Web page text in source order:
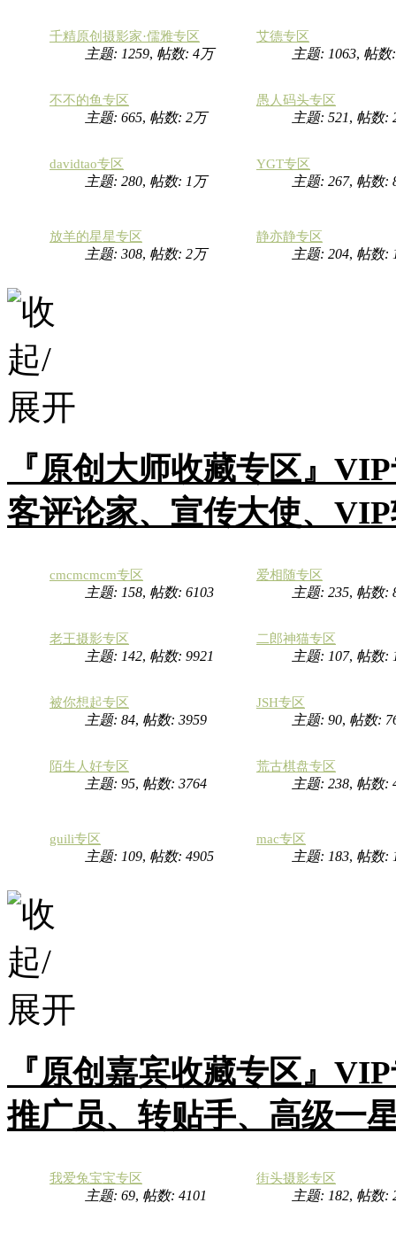
千精原创摄影家·儒雅专区
主题: 1259, 帖数: 4万
艾德专区
主题: 1063, 帖
不不的鱼专区
主题: 665, 帖数: 2万
愚人码头专区
主题: 521, 帖数:
davidtao专区
主题: 280, 帖数: 1万
YGT专区
主题: 267, 帖数:
放羊的星星专区
主题: 308, 帖数: 2万
静亦静专区
主题: 204, 帖数:
『原创大师收藏专区』
客评论家、宣传大使、
cmcmcmcm专区
主题: 158, 帖数: 6103
爱相随专区
主题: 235, 帖数:
老王摄影专区
主题: 142, 帖数: 9921
二郎神猫专区
主题: 107, 帖数:
被你想起专区
主题: 84, 帖数: 3959
JSH专区
主题: 90, 帖数:
陌生人好专区
主题: 95, 帖数: 3764
荒古棋盘专区
主题: 238, 帖数:
guili专区
主题: 109, 帖数: 4905
mac专区
主题: 183, 帖数:
『原创嘉宾收藏专区』
推广员、转贴手、高级一
我爱兔宝宝专区
主题: 69, 帖数: 4101
街头摄影专区
主题: 182, 帖数: